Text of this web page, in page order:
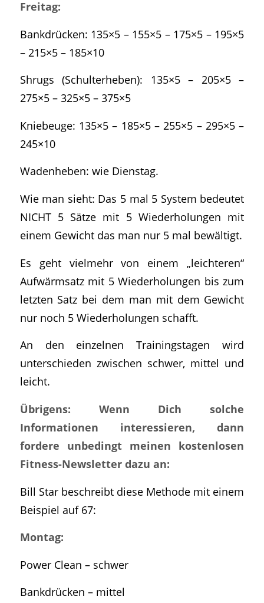
Freitag:
Bankdrücken: 135×5 – 155×5 – 175×5 – 195×5
– 215×5 – 185×10
Shrugs (Schulterheben): 135×5 – 205×5 –
275×5 – 325×5 – 375×5
Kniebeuge: 135×5 – 185×5 – 255×5 – 295×5 –
245×10
Wadenheben: wie Dienstag.
Wie man sieht: Das 5 mal 5 System bedeutet
NICHT 5 Sätze mit 5 Wiederholungen mit
einem Gewicht das man nur 5 mal bewältigt.
Es geht vielmehr von einem „leichteren“
Aufwärmsatz mit 5 Wiederholungen bis zum
letzten Satz bei dem man mit dem Gewicht
nur noch 5 Wiederholungen schafft.
An den einzelnen Trainingstagen wird
unterschieden zwischen schwer, mittel und
leicht.
Übrigens: Wenn Dich solche
Informationen interessieren, dann
fordere unbedingt meinen kostenlosen
Fitness-Newsletter dazu an:
Bill Star beschreibt diese Methode mit einem
Beispiel auf 67:
Montag:
Power Clean – schwer
Bankdrücken – mittel